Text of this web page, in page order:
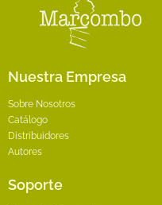
la
página
de
Nuestra Empresa
Sobre Nosotros
Catálogo
Distribuidores
Autores
Soporte